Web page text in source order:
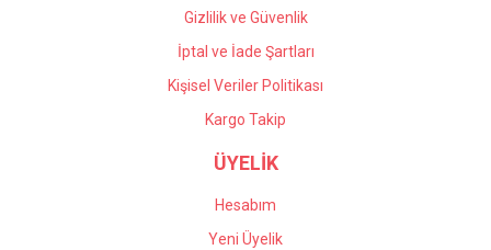
Gizlilik ve Güvenlik
İptal ve İade Şartları
Kişisel Veriler Politikası
Kargo Takip
ÜYELİK
Hesabım
Yeni Üyelik